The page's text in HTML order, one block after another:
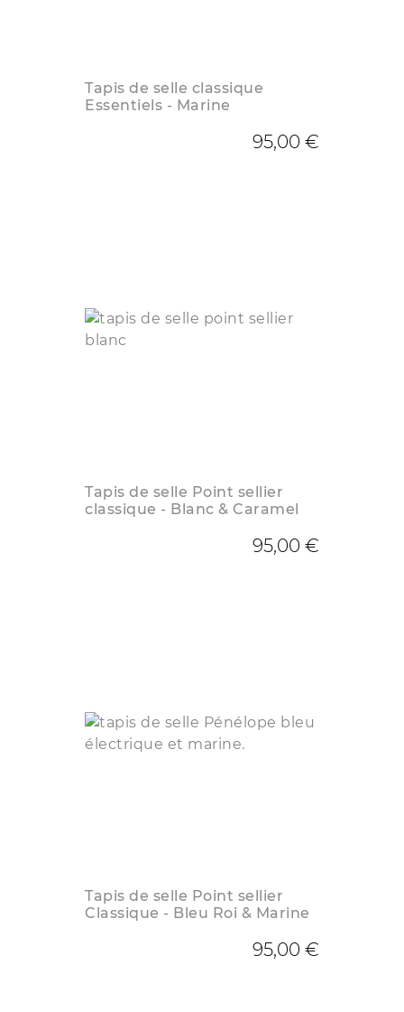
Tapis de selle classique
Essentiels - Marine
95,00 €
Tapis de selle Point sellier
classique - Blanc & Caramel
95,00 €
Tapis de selle Point sellier
Classique - Bleu Roi & Marine
95,00 €